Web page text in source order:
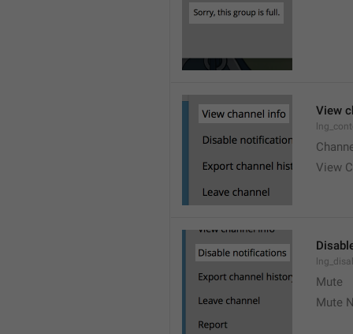
View
View
Mute
Mute